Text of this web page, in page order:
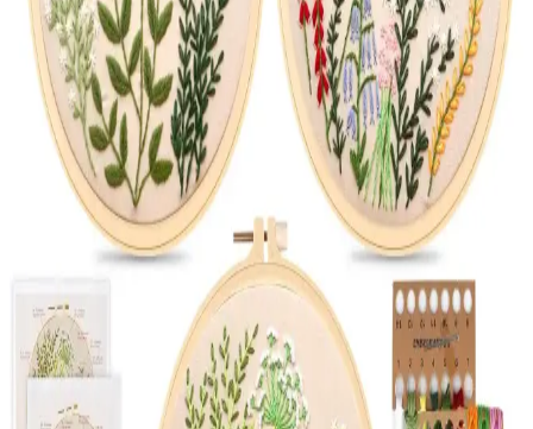
İki farklı Cotton Studio perde modeli, doğal kumaş ve tasarım
detaylarıyla öne çıkıyor. Ölçü sorunları ve kalite farklılıkları,
kullanıcı geri bildirimleriyle detaylandırıldı.
Pamuklu Kanaviçeli Perde Karşılaştırması: Cotton
Studio ve Tuncay Tekstil Ürünleri Analizi
İki farklı kırmızı kanaviçeli perdeyi detaylı karşılaştırıyoruz. Her iki
ürün de yüksek kalite, otantik detaylar ve modern tasarımlarla ev
dekorasyonuna şıklık katıyor.
Çt Çeyizci Tekstil Kanaviçe Runner: Şık ve
Dayanıklı Masa Örtüsü Tasarımı ve Özellikleri
40x140 cm ölçülerinde pembe renkli kanaviçe runner, doğal çiçek
desenleri ve güpür detaylarıyla masa dekorasyonunuza zarif ve canlı
bir dokunuş sağlar, uzun ömürlü polyester malzeme ile kolay bakım